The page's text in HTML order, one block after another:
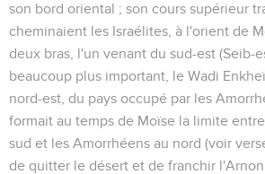
son bord oriental ; son cours supérieur
cheminaient les Israélites, à l'orient de
deux bras, l'un venant du sud-est (Seib-
beaucoup plus important, le Wadi
nord-est, du pays occupé par les
formait au temps de Moïse la limite
sud et les Amorrhéens au nord (voir
de quitter le désert et de franchir